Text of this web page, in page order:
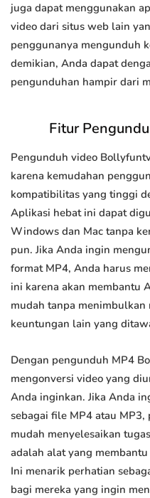
juga dapat menggunakan
video dari situs web lain
penggunanya mengunduh
demikian, Anda dapat
pengunduhan hampir dari
Fitur
Pengunduh video
karena kemudahan
kompatibilitas yang tinggi
Aplikasi hebat ini dapat
Windows dan Mac tanpa
pun. Jika Anda ingin
format MP4, Anda harus
ini karena akan membantu
mudah tanpa menimbulkan
keuntungan lain yang
Dengan pengunduh MP4
mengonversi video yang
Anda inginkan. Jika Anda
sebagai file MP4 atau
mudah menyelesaikan
adalah alat yang
Ini menarik perhatian
bagi mereka yang ingin